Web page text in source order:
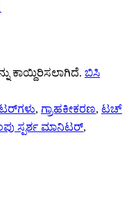
ಕಾಯ್ದಿರಿಸಲಾಗಿದೆ. ಬಿಸಿ
, ಗ್ರಾಹಕೀಕರಣ, ಟಚ್
ಸ್ಪರ್ಶ ಮಾನಿಟರ್,